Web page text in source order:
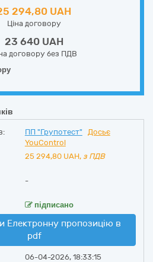
294,80 UAH
Ціна договору
23 640 UAH
договору без ПДВ
ПП "Групотест"
Досьє
YouControl
25 294,80 UAH, з ПДВ
-
підписано
Електронну пропозицію в
pdf
06-04-2026, 18:33:15